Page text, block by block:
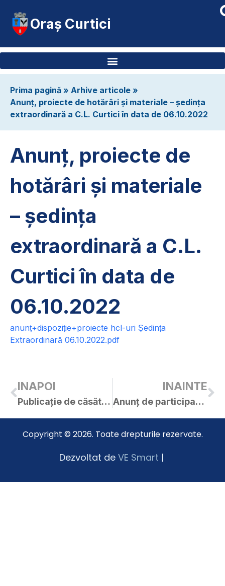
Oraș Curtici
Prima pagină » Arhive articole »
Anunț, proiecte de hotărâri și materiale – ședința
extraordinară a C.L. Curtici în data de 06.10.2022
Anunț, proiecte de
hotărâri și materiale
– ședința
extraordinară a C.L.
Curtici în data de
06.10.2022
anunț+dispoziție+proiecte hcl-uri Ședința
Extraordinară 06.10.2022.pdf
INAPOI
Publicație de căsătorie – Andor Gabriel-Aurel / Chiș Maria
INAINTE
Anunț de participare privind achiziția sistemului de supraveghere video și instalarea acestuia
Copyright © 2026. Toate drepturile rezervate.
Dezvoltat de VE Smart |